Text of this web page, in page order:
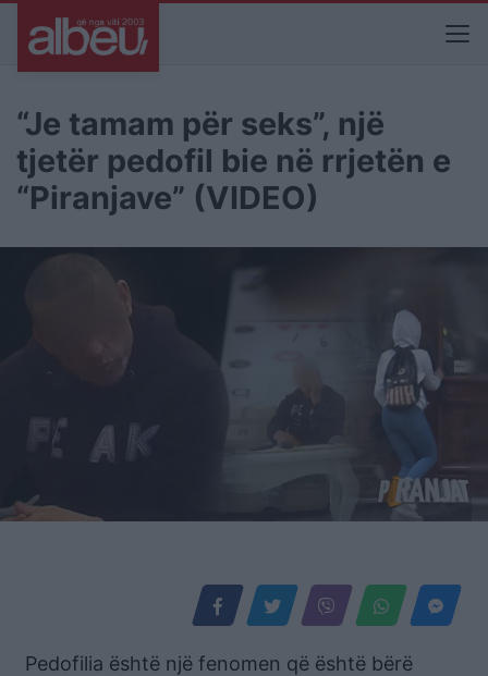
“Je tamam për seks”, një
tjetër pedofil bie në rrjetën e
“Piranjave” (VIDEO)
Pedofilia është një fenomen që është bërë